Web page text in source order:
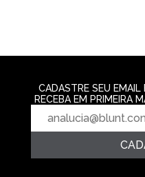
CADASTRE SEU
RECEBA EM PRIMEIRA